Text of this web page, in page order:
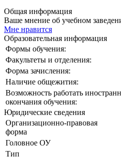
Общая информация
Ваше мнение об учебном
Мне нравится
Образовательная информация
Формы обучения:
Факультеты и отделения:
Форма зачисления:
Наличие общежития:
Возможность работать
окончания обучения:
Юридические сведения
Организационно-правовая
форма
Головное ОУ
Тип